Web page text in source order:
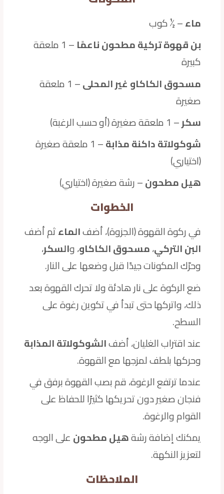
ماء– ½ كوب
بن قهوة تركية مطحون ناعمًا
– 1 ملعقة
كبيرة
مسحوق الكاكاو غير المحلى
– 1 ملعقة
صغيرة
سكر– 1 ملعقة صغيرة (أو حسب الرغبة)
شوكولاتة داكنة مذابة
– 1 ملعقة صغيرة
(اختياري)
هيل مطحون– رشة صغيرة (اختياري)
الخطوات
في ركوة القهوة (الجزوة)، أضفالماءثم أضف
البن التركي،مسحوق الكاكاو، والسكر،
وحرّك المكونات جيدًا قبل وضعها على النار.
ضع الركوة على نار هادئة ولا تحرك القهوة بعد
ذلك، واتركها حتى تبدأ في تكوين رغوة على
السطح.
عند اقتراب الغليان، أضفالشوكولاتة المذابة
وحركها بلطف لمزجها مع القهوة.
عندما ترتفع الرغوة، قم بصب القهوة برفق في
فنجان صغير دون تحريكها كثيرًا للحفاظ على
القوام والرغوة.
يمكنك إضافة رشةهيل مطحونعلى الوجه
لتعزيز النكهة.
الملاحظات